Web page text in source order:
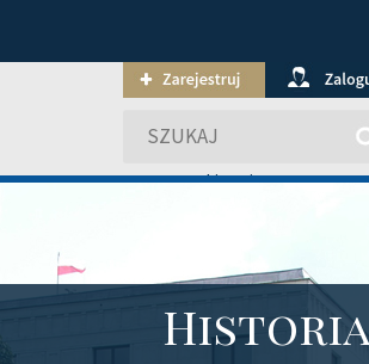
wyszukiwanie